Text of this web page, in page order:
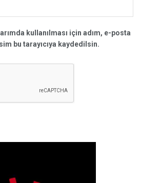
kullanılması için adım, e-posta
bu tarayıcıya kaydedilsin.